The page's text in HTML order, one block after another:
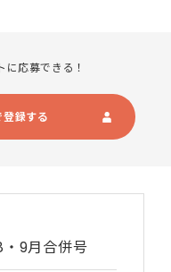
応募できる！
登録する
9月合併号